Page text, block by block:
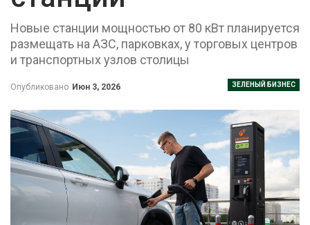
Новые станции мощностью от 80 кВт планируется
размещать на АЗС, парковках, у торговых центров
и транспортных узлов столицы
ЗЕЛЕНЫЙ БИЗНЕС
Опубликовано Июн 3, 2026